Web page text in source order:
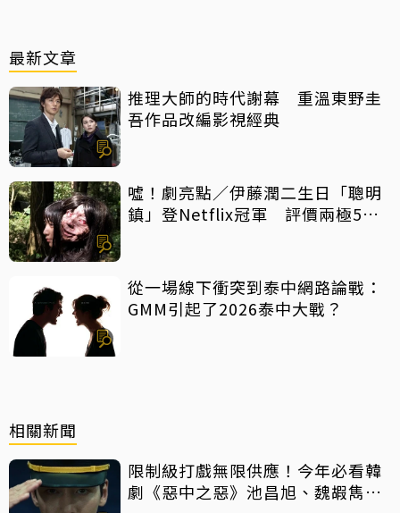
最新文章
推理大師的時代謝幕 重溫東野圭
吾作品改編影視經典
噓！劇亮點／伊藤潤二生日「聰明
鎮」登Netflix冠軍 評價兩極5大
從一場線下衝突到泰中網路論戰：
GMM引起了2026泰中大戰？
相關新聞
限制級打戲無限供應！今年必看韓
劇《惡中之惡》池昌旭、魏嘏雋打